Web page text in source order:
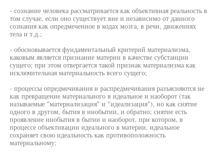
- сознание человека рассматривается как объективная реальность в
том случае, если оно существует вне и независимо от данного
сознания как опредмеченное в кодах мозга, в речи, движениях
тела и т.д.;
- обосновывается фундаментальный критерий материализма,
каковым является признание материи в качестве субстанции
сущего; при этом отвергается такой признак материализма как
исключительная материальность всего сущего;
- процессы опредмечивания и распредмечивания разъясняются не
как превращение материального в идеальное и наоборот (так
называемые "материализация" и "идеализация"), но как снятие
одного в другом, бытия в инобытии, и обратно; снятие есть
проявление инобытия в бытии и наоборот, при котором, в
процессе объективации идеального в материи, идеальное
сохраняет свою идеальность как противоположность
материальному;